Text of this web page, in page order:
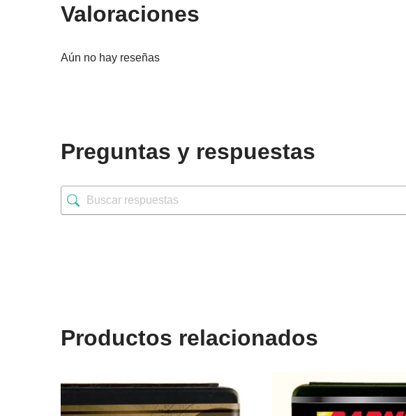
Valoraciones
Aún no hay reseñas
Preguntas y respuestas
Productos relacionados